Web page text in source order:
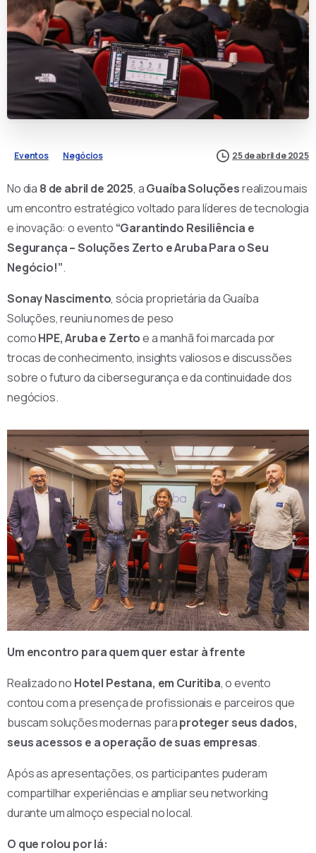
Eventos Negócios 25 de abril de 2025
No dia 8 de abril de 2025, aGuaíba Soluçõesrealizou mais
um encontro estratégico voltado para líderes de tecnologia
e inovação: o evento “Garantindo Resiliência e
Segurança – Soluções Zerto e Aruba Para o Seu
Negócio!”.
Sonay Nascimento, sócia proprietária da Guaíba
Soluções, reuniu nomes de peso
comoHPE, Aruba e Zertoe a manhã foi marcada por
trocas de conhecimento, insights valiosos e discussões
sobre o futuro da cibersegurança e da continuidade dos
negócios.
Um encontro para quem quer estar à frente
Realizado no Hotel Pestana, em Curitiba, o evento
contou com a presença de profissionais e parceiros que
buscam soluções modernas paraproteger seus dados,
seus acessos e a operação de suas empresas.
Após as apresentações, os participantes puderam
compartilhar experiências e ampliar seu networking
durante um almoço especial no local.
O que rolou por lá: